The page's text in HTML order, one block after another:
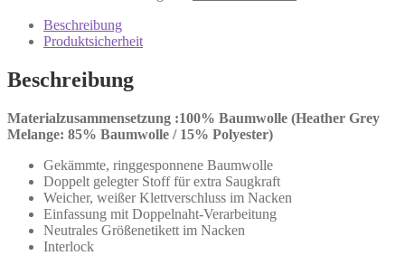
Beschreibung
Produktsicherheit
Beschreibung
Materialzusammensetzung :100% Baumwolle (Heather Grey
Melange: 85% Baumwolle / 15% Polyester)
Gekämmte, ringgesponnene Baumwolle
Doppelt gelegter Stoff für extra Saugkraft
Weicher, weißer Klettverschluss im Nacken
Einfassung mit Doppelnaht-Verarbeitung
Neutrales Größenetikett im Nacken
Interlock